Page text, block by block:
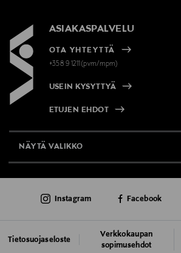
ASIAKASPALVELU
OTA YHTEYTTÄ
+358 9 1211(pvm/mpm)
USEIN KYSYTTYÄ
ETUJEN EHDOT
NÄYTÄ VALIKKO
AJANKOHTAISTA
Tietosuojaseloste
Verkkokaupan
sopimusehdot
Instagram Facebook